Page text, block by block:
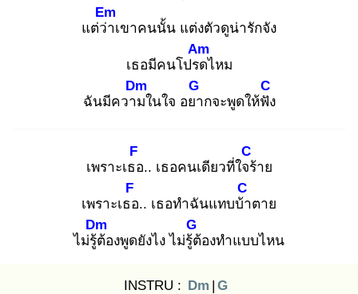
แต่ว่า
Em
เขาคนนั้น แต่งตัวดูน่ารักจัง
เธอมีคนโปรด
Am
ไหม
ฉันมีความ
Dm
ในใจ อยา
G
กจะพูดให้ฟัง
C
เพราะเธอ
F
.. เธอคนเดียวที่ใจร้
C
าย
เพราะเธอ
F
.. เธอทำฉันแทบบ้า
C
ตาย
ไม่รู้ต้
Dm
องพูดยังไง ไม่รู้ต้
G
องทำแบบไหน
INSTRU : Dm | G